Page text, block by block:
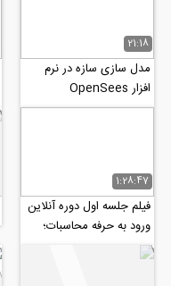
21:18
مدل سازی سازه در نرم
افزار OpenSees
1:28:47
فیلم جلسه اول دوره آنلاین
ورود به حرفه محاسبات؛
طراحی سازه های فولادی